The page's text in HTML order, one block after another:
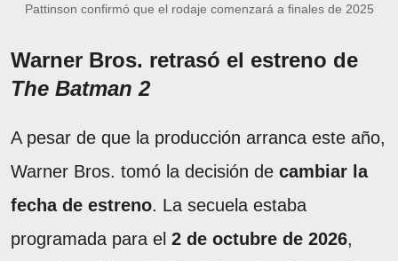
Pattinson confirmó que el rodaje comenzará a finales de 2025
Warner Bros. retrasó el estreno de
The Batman 2
A pesar de que la producción arranca este año,
Warner Bros. tomó la decisión de cambiar la
fecha de estreno. La secuela estaba
programada para el 2 de octubre de 2026,